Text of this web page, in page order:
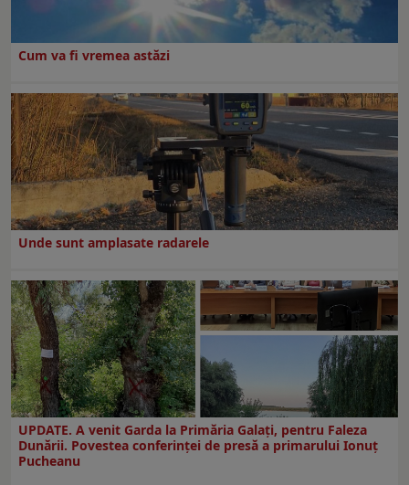
Cum va fi vremea astăzi
Unde sunt amplasate radarele
UPDATE. A venit Garda la Primăria Galaţi, pentru Faleza
Dunării. Povestea conferinţei de presă a primarului Ionuţ
Pucheanu